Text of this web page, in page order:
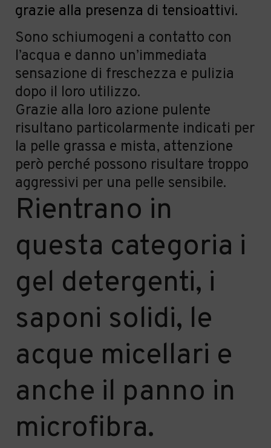
grazie alla presenza di tensioattivi.
Sono schiumogeni a contatto con
l’acqua e danno un’immediata
sensazione di freschezza e pulizia
dopo il loro utilizzo.
Grazie alla loro azione pulente
risultano particolarmente indicati per
la pelle grassa e mista, attenzione
però perché possono risultare troppo
aggressivi per una pelle sensibile.
Rientrano in
questa categoria i
gel detergenti, i
saponi solidi, le
acque micellari e
anche il panno in
microfibra.